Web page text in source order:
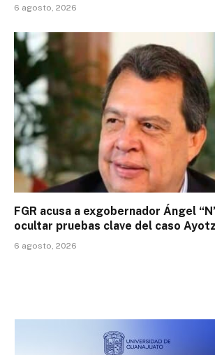
6 agosto, 2026
FGR acusa a exgobernador Ángel
ocultar pruebas clave del caso
6 agosto, 2026